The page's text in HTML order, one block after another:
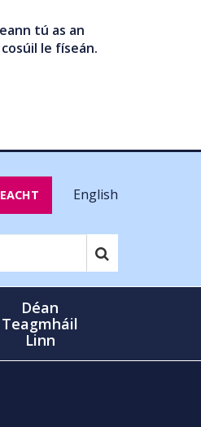
tú as an
le físeán.
English
Déan
Teagmháil
Linn